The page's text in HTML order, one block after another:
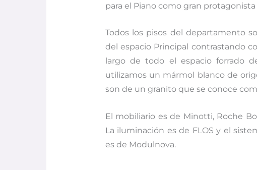
para el Piano como gran
Todos los pisos del departamento
del espacio Principal contrastando
largo de todo el espacio forrado
utilizamos un mármol blanco de
son de un granito que se conoce
El mobiliario es de Minotti, Roche
La iluminación es de FLOS y el
es de Modulnova.